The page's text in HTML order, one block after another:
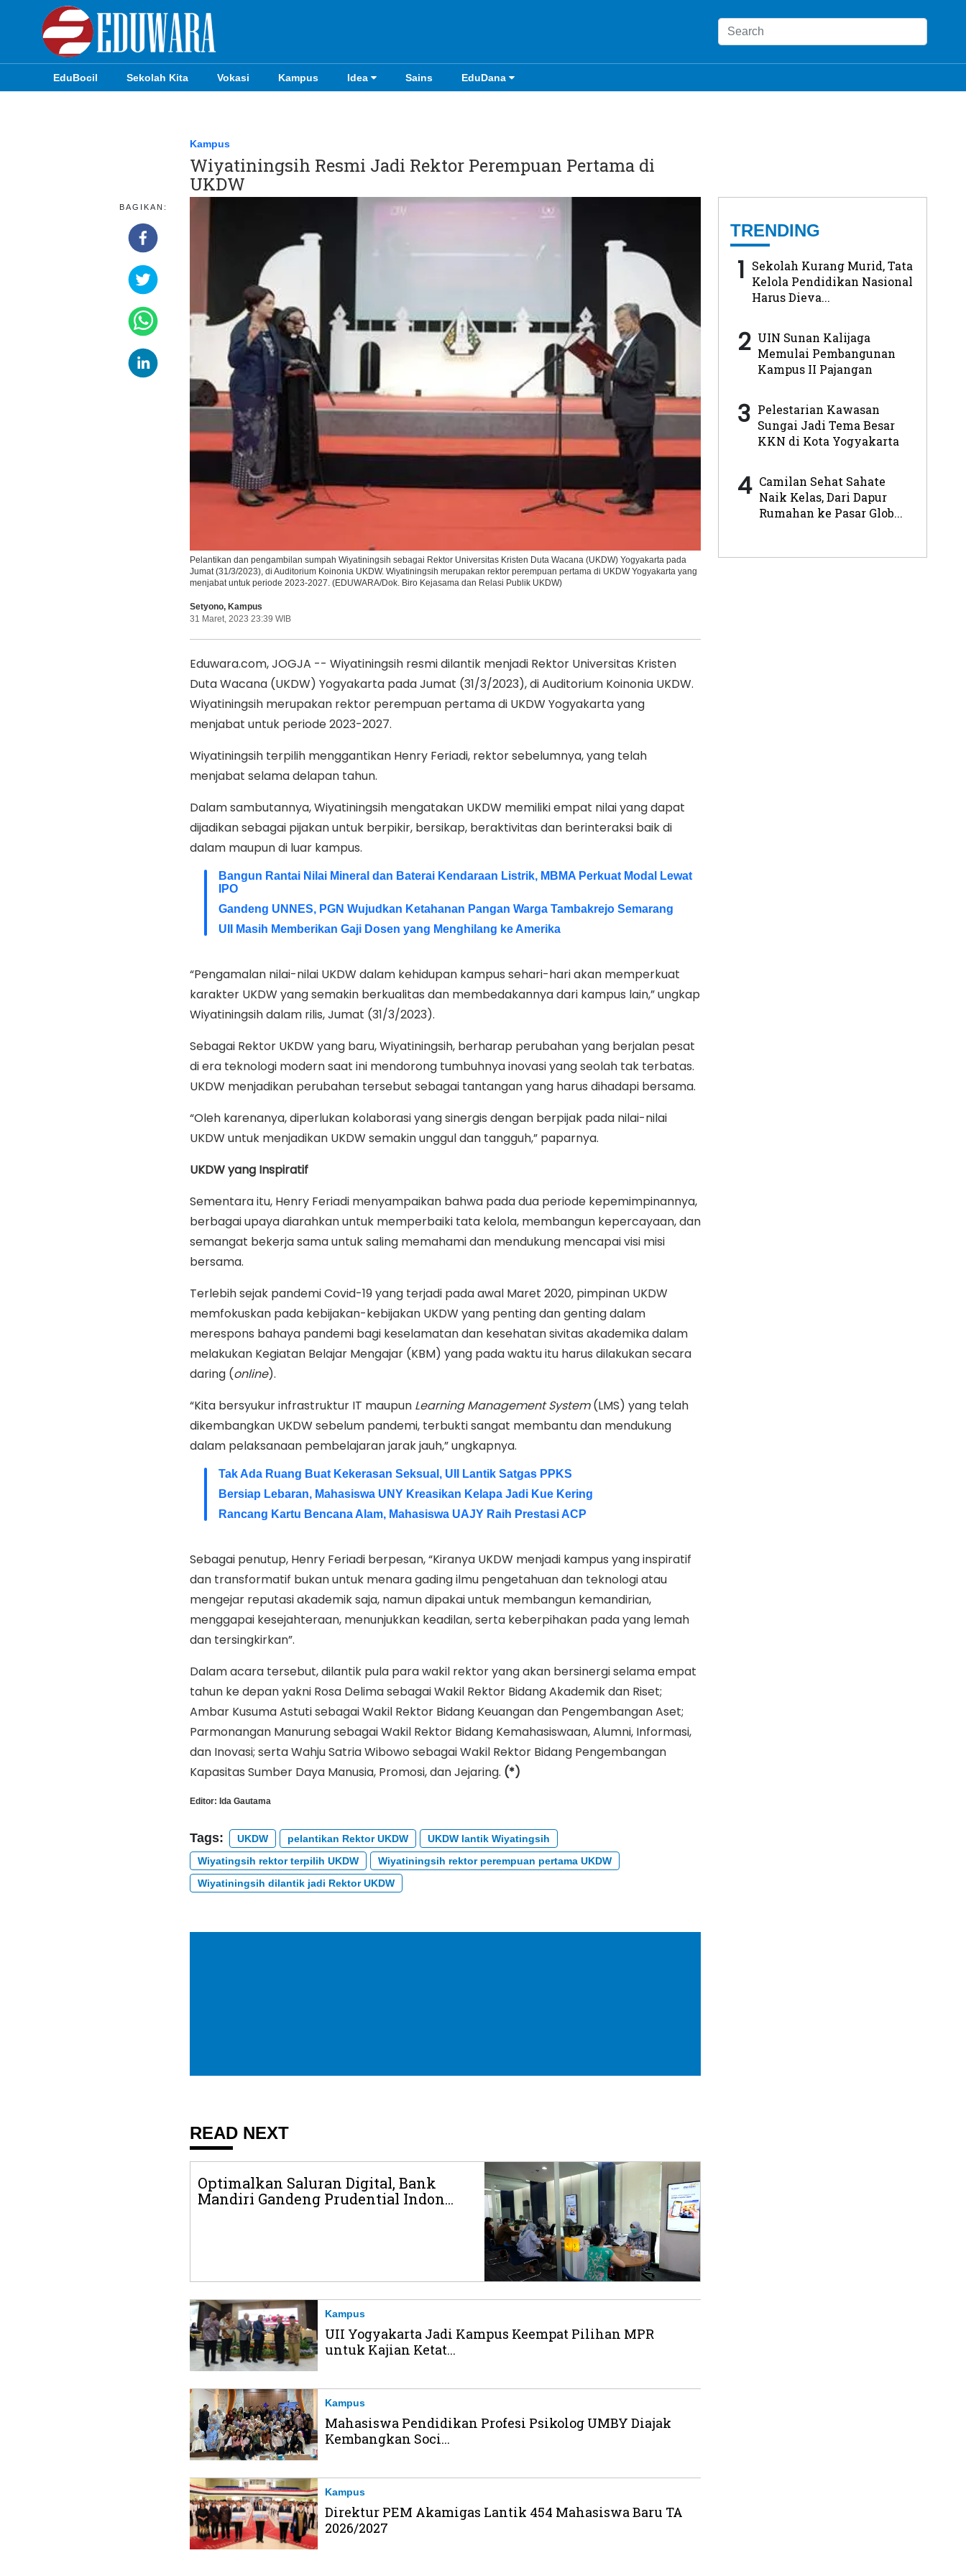
EduBocil Sekolah Kita Vokasi Kampus Idea Sains EduDana
Ikuti Kami di:
Kampus
Wiyatiningsih Resmi Jadi Rektor Perempuan Pertama di
UKDW
BAGIKAN:
Pelantikan dan pengambilan sumpah Wiyatiningsih sebagai Rektor Universitas Kristen Duta Wacana (UKDW) Yogyakarta pada
Jumat (31/3/2023), di Auditorium Koinonia UKDW. Wiyatiningsih merupakan rektor perempuan pertama di UKDW Yogyakarta yang
menjabat untuk periode 2023-2027. (EDUWARA/Dok. Biro Kejasama dan Relasi Publik UKDW)
Setyono, Kampus
31 Maret, 2023 23:39 WIB
Eduwara.com, JOGJA -- Wiyatiningsih resmi dilantik menjadi Rektor Universitas Kristen
Duta Wacana (UKDW) Yogyakarta pada Jumat (31/3/2023), di Auditorium Koinonia UKDW.
Wiyatiningsih merupakan rektor perempuan pertama di UKDW Yogyakarta yang
menjabat untuk periode 2023-2027.
Wiyatiningsih terpilih menggantikan Henry Feriadi, rektor sebelumnya, yang telah
menjabat selama delapan tahun.
Dalam sambutannya, Wiyatiningsih mengatakan UKDW memiliki empat nilai yang dapat
dijadikan sebagai pijakan untuk berpikir, bersikap, beraktivitas dan berinteraksi baik di
dalam maupun di luar kampus.
Bangun Rantai Nilai Mineral dan Baterai Kendaraan Listrik, MBMA Perkuat Modal Lewat
IPO
Gandeng UNNES, PGN Wujudkan Ketahanan Pangan Warga Tambakrejo Semarang
UII Masih Memberikan Gaji Dosen yang Menghilang ke Amerika
“Pengamalan nilai-nilai UKDW dalam kehidupan kampus sehari-hari akan memperkuat
karakter UKDW yang semakin berkualitas dan membedakannya dari kampus lain,” ungkap
Wiyatiningsih dalam rilis, Jumat (31/3/2023).
Sebagai Rektor UKDW yang baru, Wiyatiningsih, berharap perubahan yang berjalan pesat
di era teknologi modern saat ini mendorong tumbuhnya inovasi yang seolah tak terbatas.
UKDW menjadikan perubahan tersebut sebagai tantangan yang harus dihadapi bersama.
“Oleh karenanya, diperlukan kolaborasi yang sinergis dengan berpijak pada nilai-nilai
UKDW untuk menjadikan UKDW semakin unggul dan tangguh,” paparnya.
UKDW yang Inspiratif
Sementara itu, Henry Feriadi menyampaikan bahwa pada dua periode kepemimpinannya,
berbagai upaya diarahkan untuk memperbaiki tata kelola, membangun kepercayaan, dan
semangat bekerja sama untuk saling memahami dan mendukung mencapai visi misi
bersama.
Terlebih sejak pandemi Covid-19 yang terjadi pada awal Maret 2020, pimpinan UKDW
memfokuskan pada kebijakan-kebijakan UKDW yang penting dan genting dalam
merespons bahaya pandemi bagi keselamatan dan kesehatan sivitas akademika dalam
melakukan Kegiatan Belajar Mengajar (KBM) yang pada waktu itu harus dilakukan secara
daring (online).
“Kita bersyukur infrastruktur IT maupun Learning Management System(LMS) yang telah
dikembangkan UKDW sebelum pandemi, terbukti sangat membantu dan mendukung
dalam pelaksanaan pembelajaran jarak jauh,” ungkapnya.
Tak Ada Ruang Buat Kekerasan Seksual, UII Lantik Satgas PPKS
Bersiap Lebaran, Mahasiswa UNY Kreasikan Kelapa Jadi Kue Kering
Rancang Kartu Bencana Alam, Mahasiswa UAJY Raih Prestasi ACP
Sebagai penutup, Henry Feriadi berpesan, “Kiranya UKDW menjadi kampus yang inspiratif
dan transformatif bukan untuk menara gading ilmu pengetahuan dan teknologi atau
mengejar reputasi akademik saja, namun dipakai untuk membangun kemandirian,
menggapai kesejahteraan, menunjukkan keadilan, serta keberpihakan pada yang lemah
dan tersingkirkan”.
Dalam acara tersebut, dilantik pula para wakil rektor yang akan bersinergi selama empat
tahun ke depan yakni Rosa Delima sebagai Wakil Rektor Bidang Akademik dan Riset;
Ambar Kusuma Astuti sebagai Wakil Rektor Bidang Keuangan dan Pengembangan Aset;
Parmonangan Manurung sebagai Wakil Rektor Bidang Kemahasiswaan, Alumni, Informasi,
dan Inovasi; serta Wahju Satria Wibowo sebagai Wakil Rektor Bidang Pengembangan
Kapasitas Sumber Daya Manusia, Promosi, dan Jejaring. (*)
Editor: Ida Gautama
Tags: UKDW pelantikan Rektor UKDW
UKDW lantik Wiyatingsih
Wiyatingsih rektor terpilih UKDW
Wiyatiningsih rektor perempuan pertama UKDW
Wiyatiningsih dilantik jadi Rektor UKDW
READ NEXT
Optimalkan Saluran Digital, Bank
Mandiri Gandeng Prudential Indon...
Kampus
UII Yogyakarta Jadi Kampus Keempat Pilihan MPR
untuk Kajian Ketat...
Kampus
Mahasiswa Pendidikan Profesi Psikolog UMBY Diajak
Kembangkan Soci...
Kampus
Direktur PEM Akamigas Lantik 454 Mahasiswa Baru TA
2026/2027
TRENDING
1 Sekolah Kurang Murid, Tata
Kelola Pendidikan Nasional
Harus Dieva...
2 UIN Sunan Kalijaga
Memulai Pembangunan
Kampus II Pajangan
3 Pelestarian Kawasan
Sungai Jadi Tema Besar
KKN di Kota Yogyakarta
4 Camilan Sehat Sahate
Naik Kelas, Dari Dapur
Rumahan ke Pasar Glob...